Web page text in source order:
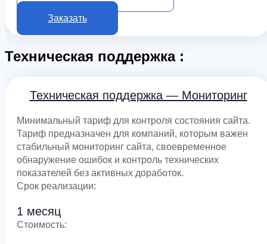
Заказать
Техническая поддержка :
Техническая поддержка — Мониторинг
Минимальный тариф для контроля состояния сайта.
Тариф предназначен для компаний, которым важен
стабильный мониторинг сайта, своевременное
обнаружение ошибок и контроль технических
показателей без активных доработок.
Срок реализации:
1 месяц
Cтоимость: